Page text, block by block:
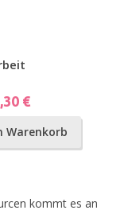
€
Warenkorb